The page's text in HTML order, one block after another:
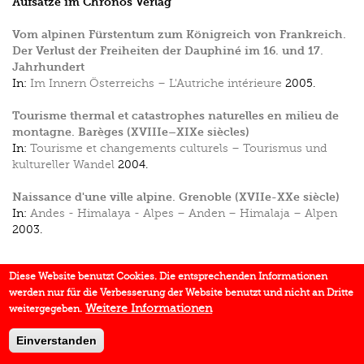
Vom alpinen Fürstentum zum Königreich von Frankreich.
Der Verlust der Freiheiten der Dauphiné im 16. und 17.
Jahrhundert
In: Im Innern Österreichs – L'Autriche intérieure 2005.
Tourisme thermal et catastrophes naturelles en milieu de
montagne. Barèges (XVIIIe–XIXe siècles)
In: Tourisme et changements culturels – Tourismus und
kultureller Wandel 2004.
Naissance d'une ville alpine. Grenoble (XVIIe-XXe siècle)
In: Andes - Himalaya - Alpes – Anden – Himalaja – Alpen
2003.
Diese Website benutzt Cookies. Die entsprechenden Informationen
werden nur für die Verbesserung der Website benutzt und nicht an Dritte
weitergegeben. Weitere Informationen
Einverstanden